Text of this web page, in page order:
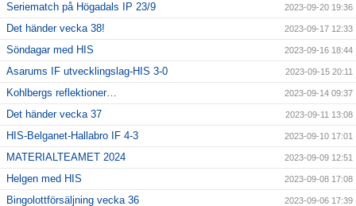
Seriematch på Högadals IP 23/9 2023-09-20 19:36
Det händer vecka 38! 2023-09-17 12:33
Söndagar med HIS 2023-09-16 18:44
Asarums IF utvecklingslag-HIS 3-0 2023-09-15 20:11
Kohlbergs reflektioner… 2023-09-14 09:37
Det händer vecka 37 2023-09-11 13:08
HIS-Belganet-Hallabro IF 4-3 2023-09-10 17:01
MATERIALTEAMET 2024 2023-09-09 12:51
Helgen med HIS 2023-09-08 17:08
Bingolottförsäljning vecka 36 2023-09-06 17:39